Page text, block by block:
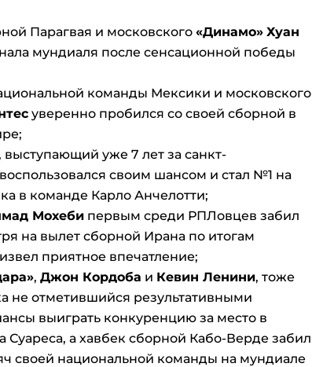
Парагвая и московского «Динамо» Хуан
мундиаля после сенсационной победы
команды Мексики и московского
уверенно пробился со своей сборной в
выступающий уже 7 лет за санкт-
своим шансом и стал №1 на
в команде Карло Анчелотти;
Мохеби первым среди РПЛовцев забил
на вылет сборной Ирана по итогам
приятное впечатление;
, Джон Кордоба и Кевин Ленини, тоже
не отметившийся результативными
выиграть конкуренцию за место в
Суареса, а хавбек сборной Кабо-Верде забил
своей национальной команды на мундиале